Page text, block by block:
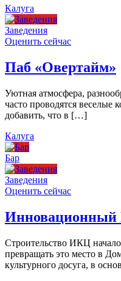
Калуга
Заведения
Оценить сейчас
Паб «Овертайм»
Уютная атмосфера,
часто проводятся веселые
добавить, что в […]
Калуга
Бар
Заведения
Оценить сейчас
Строительство ИКЦ
превращать это место в
культурного досуга, в